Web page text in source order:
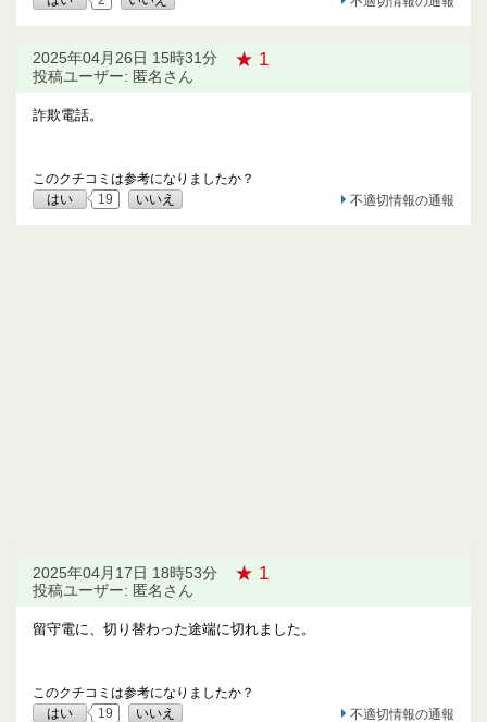
2025年04月26日 15時31分 ★ 1
投稿ユーザー: 匿名さん
詐欺電話。
このクチコミは参考になりましたか？
はい
19 いいえ 不適切情報の通報
2025年04月17日 18時53分 ★ 1
投稿ユーザー: 匿名さん
留守電に、切り替わった途端に切れました。
このクチコミは参考になりましたか？
はい
19 いいえ 不適切情報の通報